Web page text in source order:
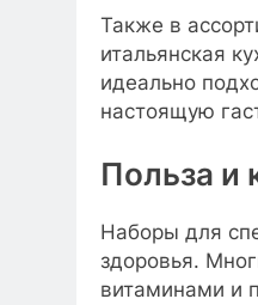
Также в
итальянская
идеально
настоящую
Польза и
Наборы для
здоровья.
витаминами и